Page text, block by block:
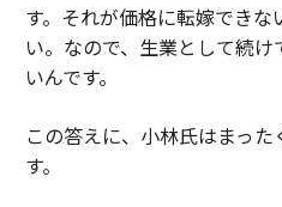
す。それが価格に転嫁でき
い。なので、生業として続
いんです。
この答えに、小林氏はまっ
す。